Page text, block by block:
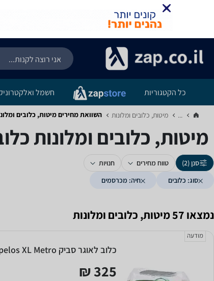
כל הקטגוריות חשמל
... מיטות, כלובים ומלונות‏ השוואת מחירים מיטות, כלובים
מיטות, כלובים ומלונות
סנן (2) טווח מחירים
חנויות
סוג: כלובים
חיה: מכרסמים
נמצאו 57 מיטות, כלובים ומלונות
מודעה
כלוב לאוגר סביק Spelos XL Metro
325 ₪